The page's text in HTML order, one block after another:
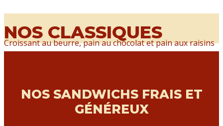
NOS CLASSIQUES
Croissant au beurre, pain au chocolat et pain aux raisins
NOS SANDWICHS FRAIS ET
GÉNÉREUX